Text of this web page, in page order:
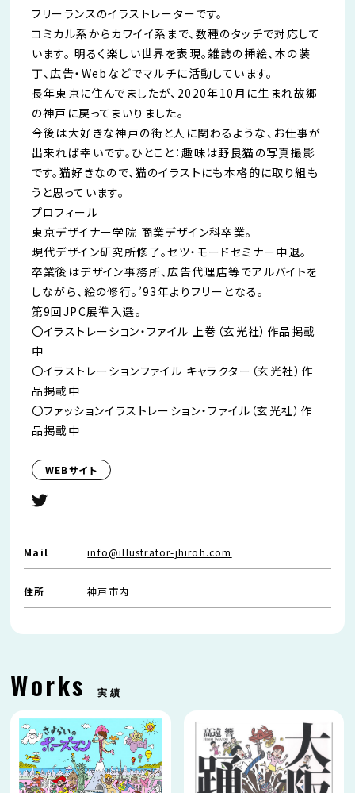
フリーランスのイラストレーターです。
コミカル系からカワイイ系まで、数種のタッチで対応して
います。 明るく楽しい世界を表現。雑誌の挿絵、本の装
丁、広告・Webなどでマルチに活動しています。
長年東京に住んでましたが、2020年10月に生まれ故郷
の神戸に戻ってまいりました。
今後は大好きな神戸の街と人に関わるような、お仕事が
出来れば幸いです。ひとこと：趣味は野良猫の写真撮影
です。猫好きなので、猫のイラストにも本格的に取り組も
うと思っています。
プロフィール
東京デザイナー学院 商業デザイン科卒業。
現代デザイン研究所修了。セツ・モードセミナー中退。
卒業後はデザイン事務所、広告代理店等でアルバイトを
しながら、絵の修行。’93年よりフリーとなる。
第9回JPC展準入選。
〇イラストレーション・ファイル 上巻（玄光社）作品掲載
中
〇イラストレーションファイル キャラクター（玄光社）作
品掲載中
〇ファッションイラストレーション・ファイル（玄光社）作
品掲載中
WEBサイト
Mail info@illustrator-jhiroh.com
住所 神戸市内
Works 実績